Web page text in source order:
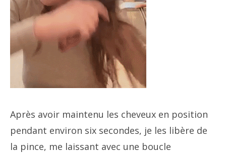
Après avoir maintenu les cheveux en position
pendant environ six secondes, je les libère de
la pince, me laissant avec une boucle